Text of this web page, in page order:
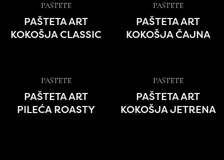
PAŠTETE
PAŠTETA ART
KOKOŠJA CLASSIC
PAŠTETE
PAŠTETA ART
KOKOŠJA ČAJNA
PAŠTETE
PAŠTETA ART
PILEĆA ROASTY
PAŠTETE
PAŠTETA ART
KOKOŠJA JETRENA